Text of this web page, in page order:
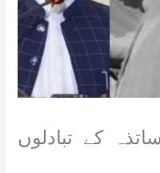
کے تبادلوں